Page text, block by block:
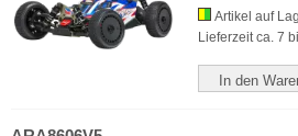
Artikel auf
Lieferzeit ca. 7
In den